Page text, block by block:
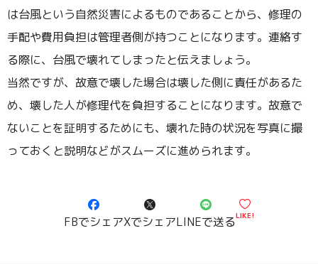
は台風という自然災害によるものであることから、修理の
手配や費用負担は管理者側が持つことになります。連絡す
る際に、台風で壊れてしまったと伝えましょう。
当然ですが、故意で壊した場合は壊した側に責任があるた
め、壊した人が修理代を負担することになります。故意で
ないことを証明するためにも、壊れた時の状況を写真に撮
っておくと説明などがスムーズに進められます。
FBでシェアXでシェアLINEで送るLIKE!